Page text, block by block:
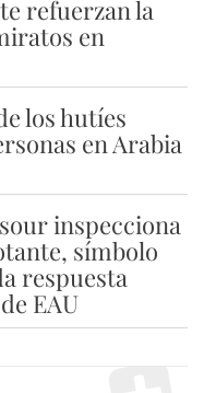
refuerzan la
en
los hutíes
en Arabia
inspecciona
símbolo
respuesta
EAU